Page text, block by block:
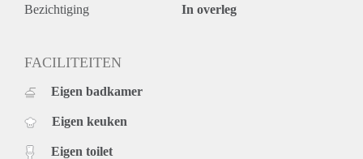
Bezichtiging In overleg
FACILITEITEN
Eigen badkamer
Eigen keuken
Eigen toilet